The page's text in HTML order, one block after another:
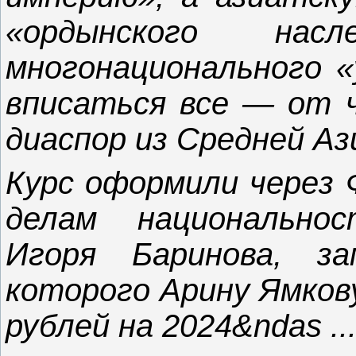
«ордынского
многонационального
вписаться все — от
диаспор из Средней
Курс оформили через
делам
Игоря Баринова,
которого Арину
рублей на 2024&ndas